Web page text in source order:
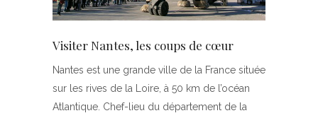
Visiter Nantes, les coups de cœur
Nantes est une grande ville de la France située
sur les rives de la Loire, à 50 km de l’océan
Atlantique. Chef-lieu du département de la